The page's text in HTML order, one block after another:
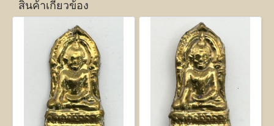
สินค้าเกี่ยวข้อง